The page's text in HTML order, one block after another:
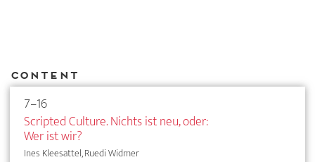
Content
7–16
Scripted Culture. Nichts ist neu, oder:
Wer ist wir?
Ines Kleesattel, Ruedi Widmer